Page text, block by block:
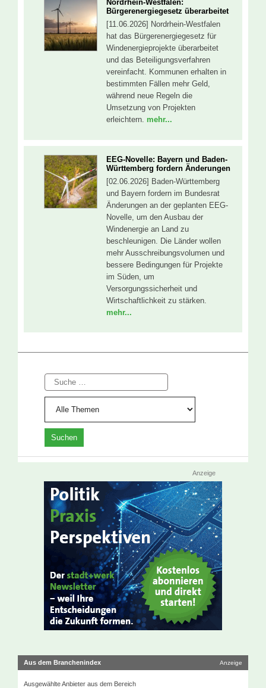
Nordrhein-Westfalen:
Bürgerenergiegesetz überarbeitet
[11.06.2026] Nordrhein-Westfalen
hat das Bürgerenergiegesetz für
Windenergieprojekte überarbeitet
und das Beteiligungsverfahren
vereinfacht. Kommunen erhalten in
bestimmten Fällen mehr Geld,
während neue Regeln die
Umsetzung von Projekten
erleichtern. mehr...
EEG-Novelle: Bayern und Baden-
Württemberg fordern Änderungen
[02.06.2026] Baden-Württemberg
und Bayern fordern im Bundesrat
Änderungen an der geplanten EEG-
Novelle, um den Ausbau der
Windenergie an Land zu
beschleunigen. Die Länder wollen
mehr Ausschreibungsvolumen und
bessere Bedingungen für Projekte
im Süden, um
Versorgungssicherheit und
Wirtschaftlichkeit zu stärken.
mehr...
Suche
Anzeige
Aus dem Branchenindex Anzeige
Ausgewählte Anbieter aus dem Bereich